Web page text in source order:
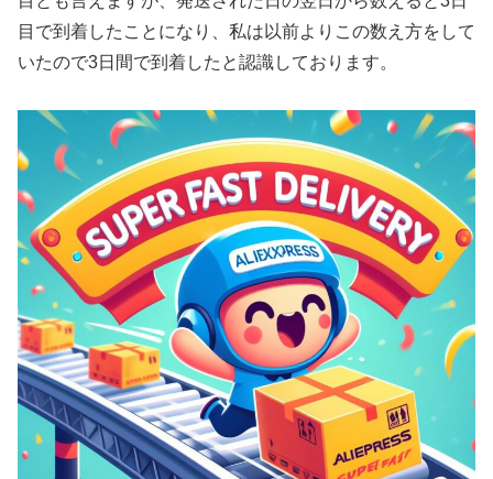
目で到着したことになり、私は以前よりこの数え方をして
いたので3日間で到着したと認識しております。